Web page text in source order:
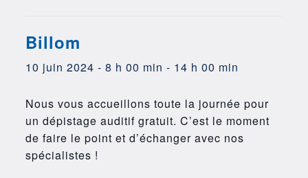
Billom
10 juin 2024 - 8 h 00 min - 14 h 00 min
Nous vous accueillons toute la journée pour
un dépistage auditif gratuit. C’est le moment
de faire le point et d’échanger avec nos
spécialistes !